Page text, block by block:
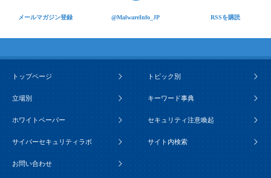
メールマガジン登録 @MalwareInfo_JP RSSを購読
トップページ トピック別
立場別 キーワード事典
ホワイトペーパー セキュリティ注意喚起
サイバーセキュリティラボ サイト内検索
お問い合わせ